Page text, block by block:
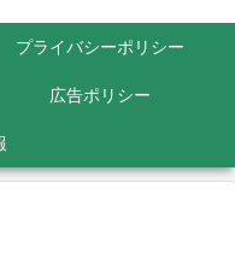
プライバシーポリシー
広告ポリシー